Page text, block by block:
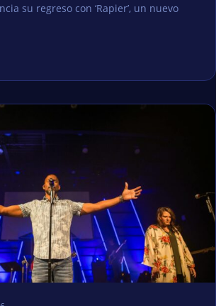
su regreso con ‘Rapier’, un nuevo